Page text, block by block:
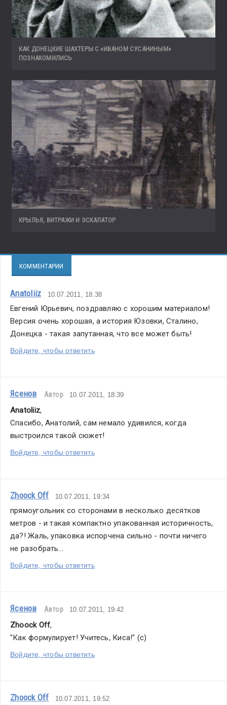
КАК ДОНЕЦКИЕ ШАХТЕРЫ С «ИВАНОМ СУСАНИНЫМ»
ПОЗНАКОМИЛИСЬ
КРЫЛЬЯ, ВИТРАЖИ И ЭСКАЛАТОР
КОММЕНТАРИИ
Anatoliiz 10.07.2011, 18:38
Евгений Юрьевич, поздравляю с хорошим материалом!
Версия очень хорошая, а история Юзовки, Сталино,
Донецка - такая запутанная, что все может быть!
Войдите, чтобы ответить
Ясенов Автор 10.07.2011, 18:39
Anatoliiz,
Спасибо, Анатолий, сам немало удивился, когда
выстроился такой сюжет!
Войдите, чтобы ответить
Zhoock Off 10.07.2011, 19:34
прямоугольник со сторонами в несколько десятков
метров - и такая компактно упакованная историчность,
да?! Жаль, упаковка испорчена сильно - почти ничего
не разобрать...
Войдите, чтобы ответить
Ясенов Автор 10.07.2011, 19:42
Zhoock Off,
"Как формулирует! Учитесь, Киса!" (с)
Войдите, чтобы ответить
Zhoock Off 10.07.2011, 19:52